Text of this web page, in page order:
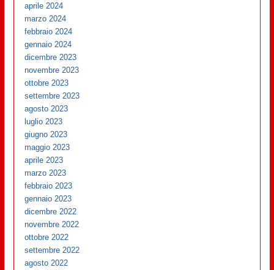
aprile 2024
marzo 2024
febbraio 2024
gennaio 2024
dicembre 2023
novembre 2023
ottobre 2023
settembre 2023
agosto 2023
luglio 2023
giugno 2023
maggio 2023
aprile 2023
marzo 2023
febbraio 2023
gennaio 2023
dicembre 2022
novembre 2022
ottobre 2022
settembre 2022
agosto 2022